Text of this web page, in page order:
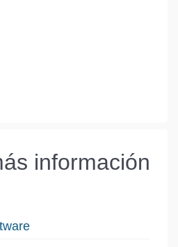
información